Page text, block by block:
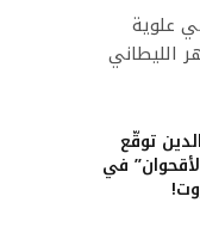
علوية
الليطاني
توقّع
في